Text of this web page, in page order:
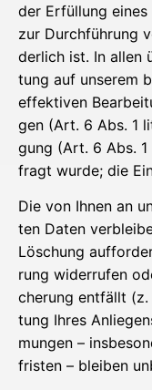
der Erfül­lung
zur Durch­füh­rung
der­lich ist. In allen
tung auf unse­rem
effek­ti­ven
gen (Art. 6 Abs. 1
gung (Art. 6 Abs.
fragt wur­de; die
Die von Ihnen an
ten Daten
Löschung
rung wider­ru­fen
che­rung ent­fällt
tung Ihres
mun­gen –
fris­ten – blei­ben